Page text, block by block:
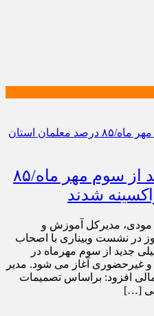
آغاز سال تحصیلی جدید از سوم مهر ماه/۸۵
شدند
مودی، مدیرکل آموزش و
در نشست وبیناری با اصحاب
جدید از سوم مهرماه در
آغاز می شود. مدیر
افزود: براساس تصمیمات
[…]